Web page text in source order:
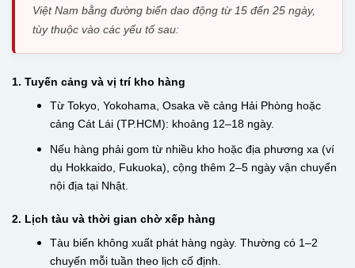
Việt Nam bằng đường biển dao động từ 15 đến 25 ngày,
tùy thuộc vào các yếu tố sau:
1. Tuyến cảng và vị trí kho hàng
Từ Tokyo, Yokohama, Osaka về cảng Hải Phòng hoặc
cảng Cát Lái (TP.HCM): khoảng 12–18 ngày.
Nếu hàng phải gom từ nhiều kho hoặc địa phương xa (ví
dụ Hokkaido, Fukuoka), cộng thêm 2–5 ngày vận chuyển
nội địa tại Nhật.
2. Lịch tàu và thời gian chờ xếp hàng
Tàu biển không xuất phát hàng ngày. Thường có 1–2
chuyến mỗi tuần theo lịch cố định.